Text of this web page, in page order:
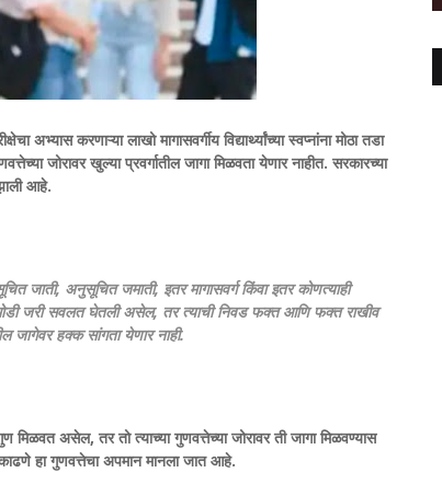
अभ्यास करणाऱ्या लाखो मागासवर्गीय विद्यार्थ्यांच्या स्वप्नांना मोठा तडा
जोरावर खुल्या प्रवर्गातील जागा मिळवता येणार नाहीत. सरकारच्या
आहे.
जाती, अनुसूचित जमाती, इतर मागासवर्ग किंवा इतर कोणत्याही
थोडी जरी सवलत घेतली असेल, तर त्याची निवड फक्त आणि फक्त राखीव
जागेवर हक्क सांगता येणार नाही.
असेल, तर तो त्याच्या गुणवत्तेच्या जोरावर ती जागा मिळवण्यास
हा गुणवत्तेचा अपमान मानला जात आहे.